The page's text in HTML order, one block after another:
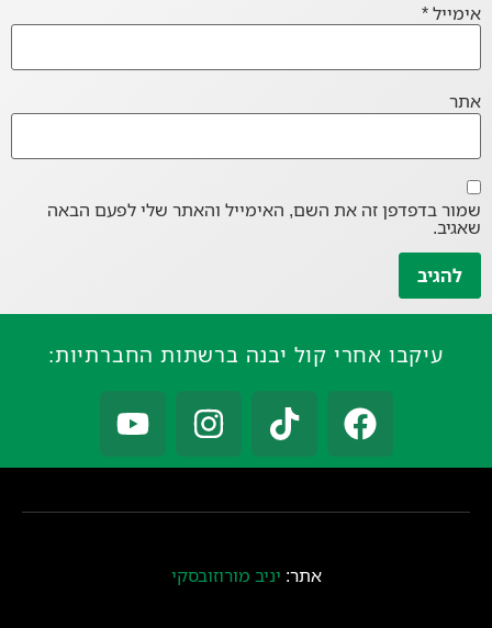
אימייל*
אתר
שמור בדפדפן זה את השם, האימייל והאתר שלי לפעם הבאה
שאגיב.
עיקבו אחרי קול יבנה ברשתות החברתיות:
אתר: יניב מורוזובסקי